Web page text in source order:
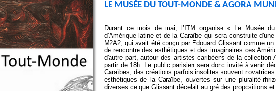
Durant ce mois de mai, l’ITM organise « Le Musée
d’Amérique latine et de la Caraïbe qui sera construite
M2A2, qui avait été conçu par Edouard Glissant comme
de rencontre des esthétiques et des imaginaires des
d'autre part, autour des artistes caribéens de la collection
partir de 18h. Le public parisien sera donc invité à venir
Caraïbes, des créations parfois insolites souvent
esthétiques de la Caraïbe, ouvertes sur une pluralité-
diverses ce que Glissant décelait au gré des propositions
LE MUSÉE DU TOUT-MONDE & AGORA